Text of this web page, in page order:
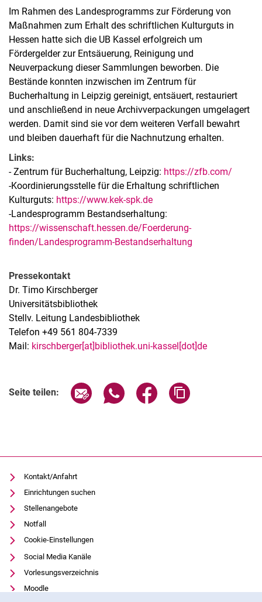
Im Rahmen des Landesprogramms zur Förderung von
Maßnahmen zum Erhalt des schriftlichen Kulturguts in
Hessen hatte sich die UB Kassel erfolgreich um
Fördergelder zur Entsäuerung, Reinigung und
Neuverpackung dieser Sammlungen beworben. Die
Bestände konnten inzwischen im Zentrum für
Bucherhaltung in Leipzig gereinigt, entsäuert, restauriert
und anschließend in neue Archivverpackungen umgelagert
werden. Damit sind sie vor dem weiteren Verfall bewahrt
und bleiben dauerhaft für die Nachnutzung erhalten.
Links:
- Zentrum für Bucherhaltung, Leipzig: https://zfb.com/
-Koordinierungsstelle für die Erhaltung schriftlichen
Kulturguts: https://www.kek-spk.de
-Landesprogramm Bestandserhaltung:
https://wissenschaft.hessen.de/Foerderung-
finden/Landesprogramm-Bestandserhaltung
Pressekontakt
Dr. Timo Kirschberger
Universitätsbibliothek
Stellv. Leitung Landesbibliothek
Telefon +49 561 804-7339
Mail: kirschberger[at]bibliothek.uni-kassel[dot]de
Seite teilen: Seite über E-Mail teilen
Seite über WhatsApp teilen
Seite über Facebook
Kontakt/Anfahrt
Einrichtungen suchen
Stellenangebote
Notfall
Cookie-Einstellungen
Social Media Kanäle
Vorlesungsverzeichnis
Moodle